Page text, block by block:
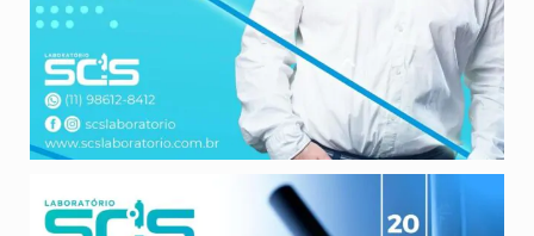
Saudações aos Biomédicos!
Hoje é dia de...